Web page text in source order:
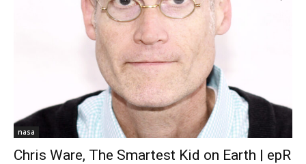
nasa
Chris Ware, The Smartest Kid on Earth | epR